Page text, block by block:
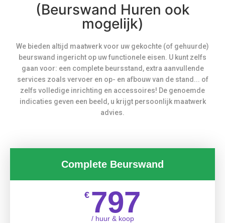
(Beurswand Huren ook
mogelijk)
We bieden altijd maatwerk voor uw gekochte (of gehuurde)
beurswand ingericht op uw functionele eisen. U kunt zelfs
gaan voor: een complete beursstand, extra aanvullende
services zoals vervoer en op- en afbouw van de stand... of
zelfs volledige inrichting en accessoires! De genoemde
indicaties geven een beeld, u krijgt persoonlijk maatwerk
advies.
Complete Beurswand
€ 797
/ huur & koop